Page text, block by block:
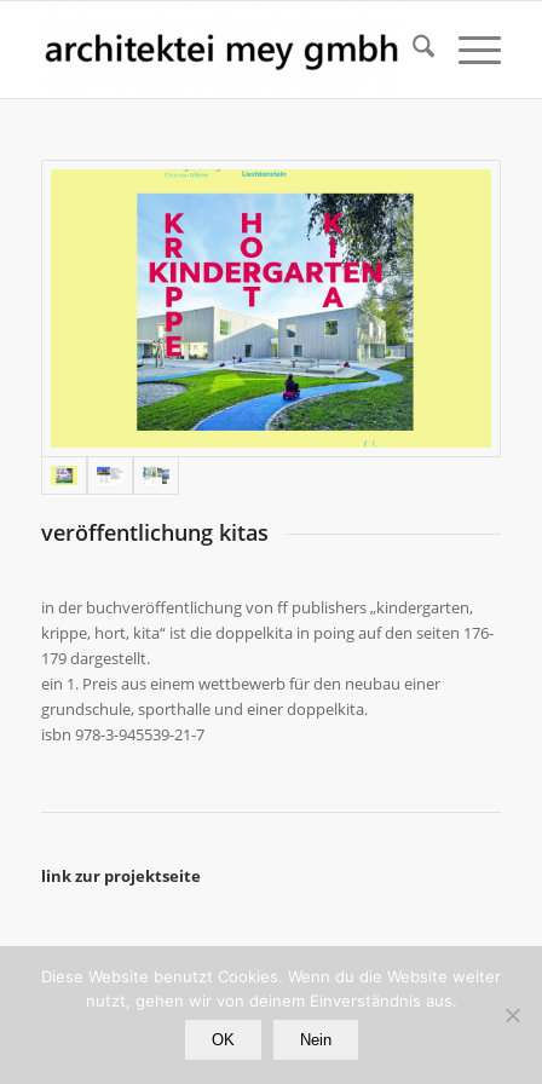
veröffentlichung kitas
in der buchveröffentlichung von ff publishers „kindergarten,
krippe, hort, kita“ ist die doppelkita in poing auf den seiten 176-
179 dargestellt.
ein 1. Preis aus einem wettbewerb für den neubau einer
grundschule, sporthalle und einer doppelkita.
isbn 978-3-945539-21-7
link zur projektseite
© copyright - bernd mey. architekt bda.
Diese Website benutzt Cookies. Wenn du die Website weiter
nutzt, gehen wir von deinem Einverständnis aus.
OK Nein